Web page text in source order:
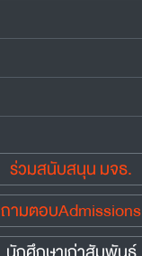
ร่วมสนับสนุน มจธ.
ถามตอบAdmissions